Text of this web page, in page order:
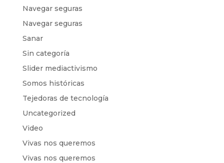
Navegar seguras
Navegar seguras
Sanar
Sin categoría
Slider mediactivismo
Somos históricas
Tejedoras de tecnología
Uncategorized
Video
Vivas nos queremos
Vivas nos queremos